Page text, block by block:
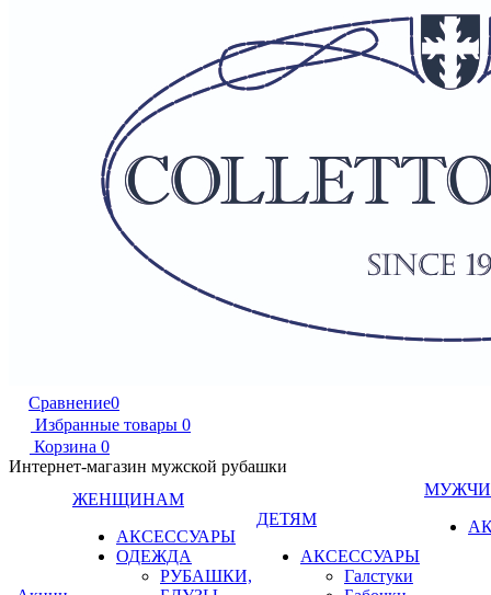
Сравнение0
Избранные товары 0
Корзина 0
Интернет-магазин мужской рубашки
ЖЕНЩИНАМ
АКСЕССУАРЫ
ОДЕЖДА
РУБАШКИ,
ДЕТЯМ
АКСЕССУАРЫ
Галстуки